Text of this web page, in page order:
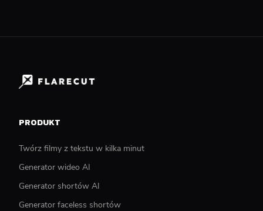
PRODUKT
Twórz filmy z tekstu w kilka minut
Generator wideo AI
Generator shortów AI
Generator faceless shortów